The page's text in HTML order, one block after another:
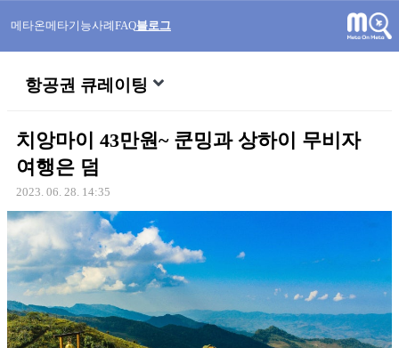
메타온메타기능사례FAQ블로그
항공권 큐레이팅
치앙마이 43만원~ 쿤밍과 상하이 무비자
여행은 덤
2023. 06. 28. 14:35